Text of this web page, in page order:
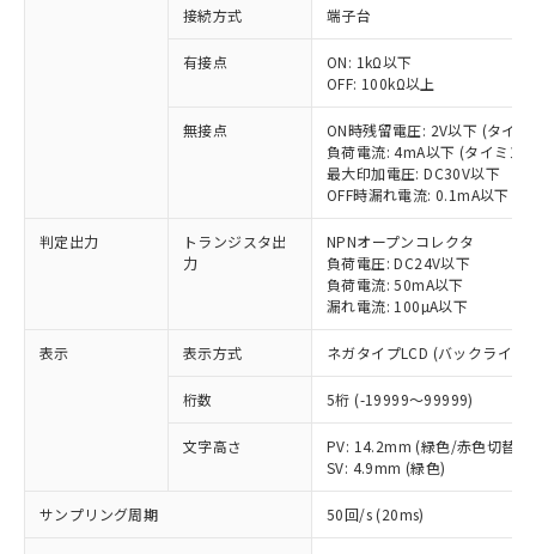
接続方式 端子台
有接点
ON: 1kΩ以下
OFF: 100kΩ以上
無接点
ON時残留電圧: 2V以下 (タイ
負荷電流: 4mA以下 (タイミン
最大印加電圧: DC30V以下
OFF時漏れ電流: 0.1mA以下 (
判定出力
トランジスタ出
力
NPNオープンコレクタ
負荷電圧: DC24V以下
負荷電流: 50mA以下
漏れ電流: 100µA以下
表示 表示方式 ネガタイプLCD (バックライト
桁数 5桁 (-19999～99999)
文字高さ
PV: 14.2mm (緑色/赤色切替)
SV: 4.9mm (緑色)
サンプリング周期 50回/s (20ms)
ご利用条件
対応済み：EU RoHS指令（10物質）の
非含有に対応した製品が提供可能な商品で
有に対応した製品に切り替える予定のある